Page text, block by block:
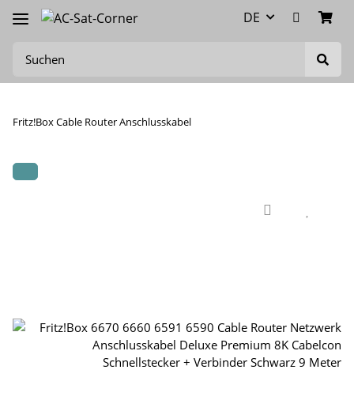
DE
Fritz!Box Cable Router Anschlusskabel